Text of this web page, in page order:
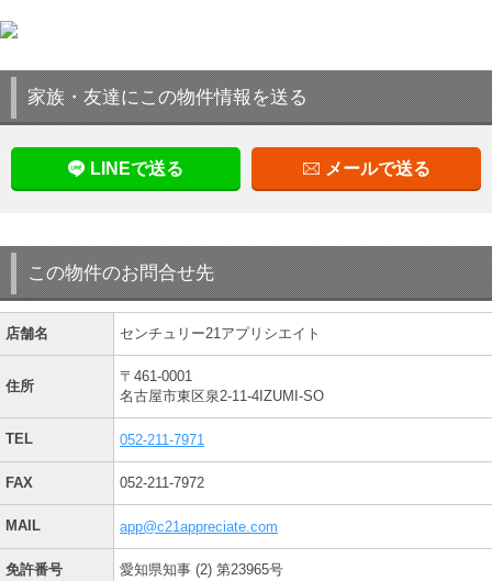
家族・友達にこの物件情報を送る
LINEで送る メールで送る
この物件のお問合せ先
店舗名 センチュリー21アプリシエイト
住所
〒461-0001
名古屋市東区泉2-11-4IZUMI-SO
TEL 052-211-7971
FAX 052-211-7972
MAIL app@c21appreciate.com
免許番号 愛知県知事 (2) 第23965号